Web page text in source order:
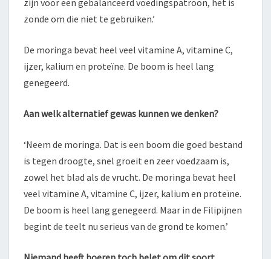
zijn voor een gebalanceerd voedingspatroon, het is
zonde om die niet te gebruiken.’
De moringa bevat heel veel vitamine A, vitamine C,
ijzer, kalium en proteïne. De boom is heel lang
genegeerd.
Aan welk alternatief gewas kunnen we denken?
‘Neem de moringa. Dat is een boom die goed bestand
is tegen droogte, snel groeit en zeer voedzaam is,
zowel het blad als de vrucht. De moringa bevat heel
veel vitamine A, vitamine C, ijzer, kalium en proteïne.
De boom is heel lang genegeerd. Maar in de Filipijnen
begint de teelt nu serieus van de grond te komen.’